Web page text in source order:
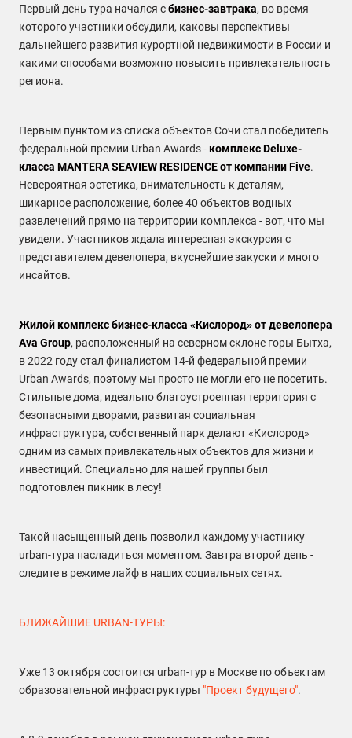
Первый день тура начался сбизнес-завтрака, во время
которого участники обсудили, каковы перспективы
дальнейшего развития курортной недвижимости в России и
какими способами возможно повысить привлекательность
региона.
Первым пунктом из списка объектов Сочи стал победитель
федеральной премии Urban Awards -комплекс Deluxe-
класса MANTERA SEAVIEW RESIDENCE от компании Five.
Невероятная эстетика, внимательность к деталям,
шикарное расположение, более 40 объектов водных
развлечений прямо на территории комплекса - вот, что мы
увидели. Участников ждала интересная экскурсия с
представителем девелопера, вкуснейшие закуски и много
инсайтов.
Жилой комплекс бизнес-класса «Кислород» от девелопера
Ava Group, расположенный на северном склоне горы Бытха,
в 2022 году стал финалистом 14-й федеральной премии
Urban Awards, поэтому мы просто не могли его не посетить.
Стильные дома, идеально благоустроенная территория с
безопасными дворами, развитая социальная
инфраструктура, собственный парк делают «Кислород»
одним из самых привлекательных объектов для жизни и
инвестиций. Специально для нашей группы был
подготовлен пикник в лесу!
Такой насыщенный день позволил каждому участнику
urban-тура насладиться моментом. Завтра второй день -
следите в режиме лайф в наших социальных сетях.
БЛИЖАЙШИЕ URBAN-ТУРЫ:
Уже 13 октября состоится urban-тур в Москве по объектам
образовательной инфраструктуры "Проект будущего".